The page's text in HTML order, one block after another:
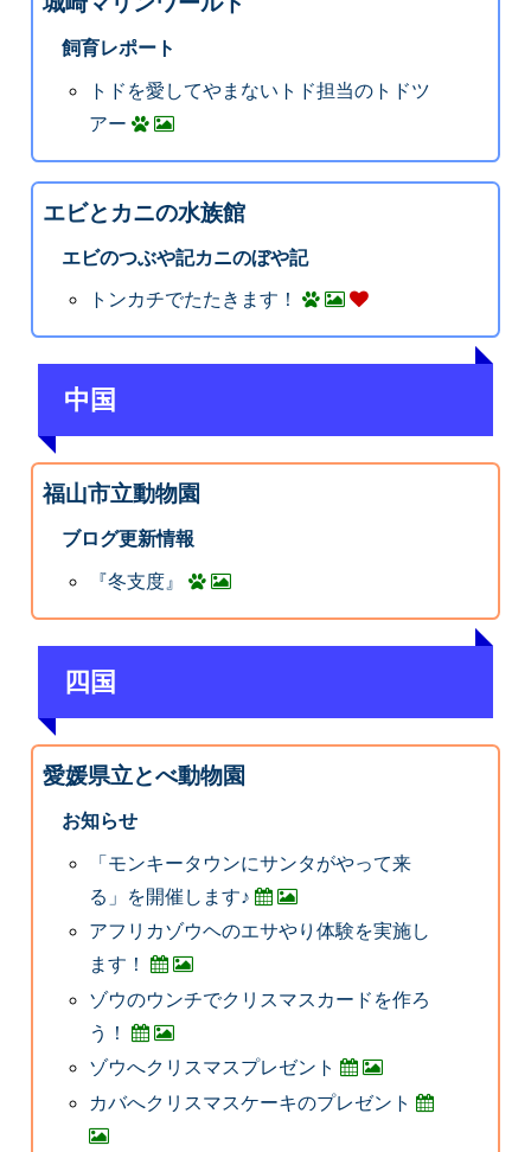
飼育レポート
トドを愛してやまないトド担当のトドツ
アー
エビとカニの水族館
エビのつぶや記カニのぼや記
トンカチでたたきます！
中国
福山市立動物園
ブログ更新情報
『冬支度』
四国
愛媛県立とべ動物園
お知らせ
「モンキータウンにサンタがやって来
る」を開催します♪
アフリカゾウヘのエサやり体験を実施し
ます！
ゾウのウンチでクリスマスカードを作ろ
う！
ゾウへクリスマスプレゼント
カバへクリスマスケーキのプレゼント